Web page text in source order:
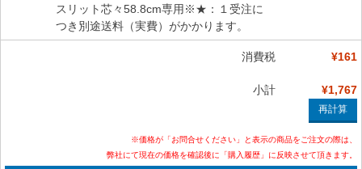
スリット芯々58.8cm専用※★：１受注に
つき別途送料（実費）がかかります。
消費税 ¥161
小計 ¥1,767
※価格が「お問合せください」と表示の商品をご注文の際は、
弊社にて現在の価格を確認後に「購入履歴」に反映させて頂きます。